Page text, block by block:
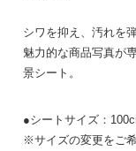
シワを抑え、汚れを
魅力的な商品写真が
景シート。
●シートサイズ：
※サイズの変更をご